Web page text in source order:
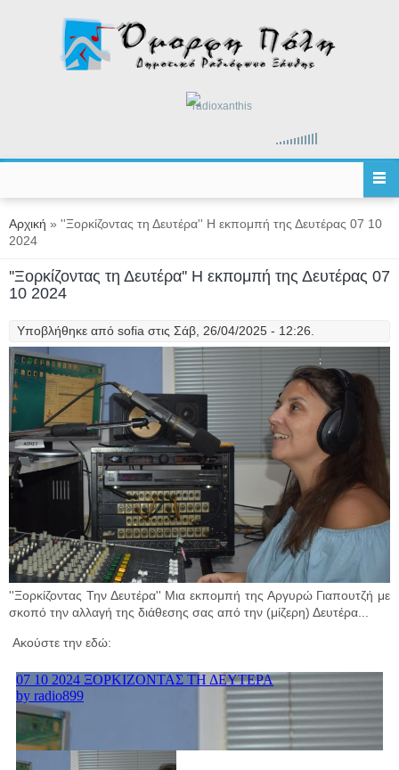
radioxanthis
Είστε εδώ
Αρχική » ''Ξορκίζοντας τη Δευτέρα'' Η εκπομπή της Δευτέρας 07 10
2024
''Ξορκίζοντας τη Δευτέρα'' Η εκπομπή της Δευτέρας 07
10 2024
Υποβλήθηκε από sofia στις Σάβ, 26/04/2025 - 12:26.
''Ξορκίζοντας Την Δευτέρα'' Μια εκπομπή της Αργυρώ Γιαπουτζή με
σκοπό την αλλαγή της διάθεσης σας από την (μίζερη) Δευτέρα...
Ακούστε την εδώ: